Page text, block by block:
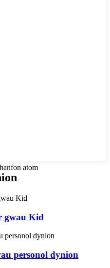
atom
gwau Kid
personol dynion